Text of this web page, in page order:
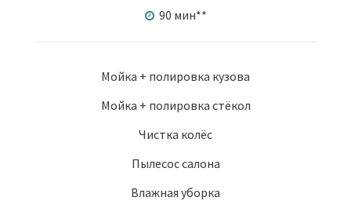
90 мин**
Мойка + полировка кузова
Мойка + полировка стёкол
Чистка колёс
Пылесос салона
Влажная уборка